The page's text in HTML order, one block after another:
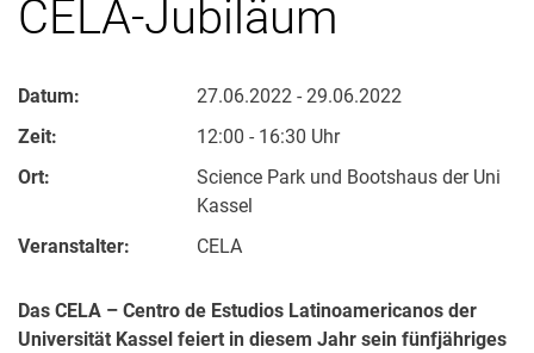
CELA-Jubiläum
Datum:
27.06.2022 - 29.06.2022
Zeit:
12:00 - 16:30 Uhr
Ort:
Science Park und Bootshaus der Uni
Kassel
Veranstalter:
CELA
Das CELA – Centro de Estudios Latinoamericanos der
Universität Kassel feiert in diesem Jahr sein fünfjähriges